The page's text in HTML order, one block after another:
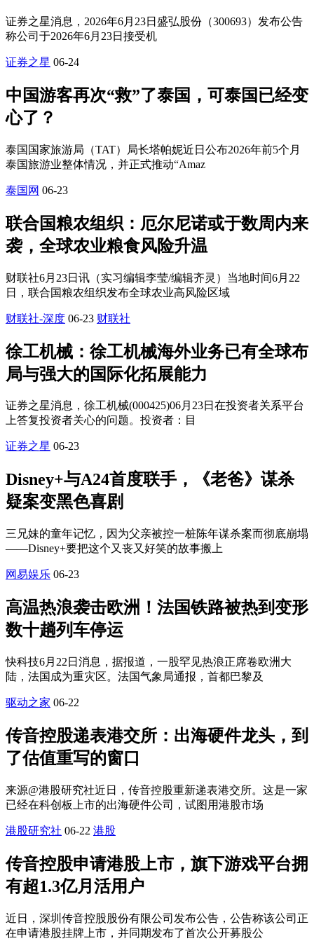
证券之星消息，2026年6月23日盛弘股份（300693）发布公告
称公司于2026年6月23日接受机
证券之星 06-24
中国游客再次“救”了泰国，可泰国已经变
心了？
泰国国家旅游局（TAT）局长塔帕妮近日公布2026年前5个月
泰国旅游业整体情况，并正式推动“Amaz
泰国网 06-23
联合国粮农组织：厄尔尼诺或于数周内来
袭，全球农业粮食风险升温
财联社6月23日讯（实习编辑李莹/编辑齐灵）当地时间6月22
日，联合国粮农组织发布全球农业高风险区域
财联社-深度 06-23 财联社
徐工机械：徐工机械海外业务已有全球布
局与强大的国际化拓展能力
证券之星消息，徐工机械(000425)06月23日在投资者关系平台
上答复投资者关心的问题。投资者：目
证券之星 06-23
Disney+与A24首度联手，《老爸》谋杀
疑案变黑色喜剧
三兄妹的童年记忆，因为父亲被控一桩陈年谋杀案而彻底崩塌
——Disney+要把这个又丧又好笑的故事搬上
网易娱乐 06-23
高温热浪袭击欧洲！法国铁路被热到变形
数十趟列车停运
快科技6月22日消息，据报道，一股罕见热浪正席卷欧洲大
陆，法国成为重灾区。法国气象局通报，首都巴黎及
驱动之家 06-22
传音控股递表港交所：出海硬件龙头，到
了估值重写的窗口
来源@港股研究社近日，传音控股重新递表港交所。这是一家
已经在科创板上市的出海硬件公司，试图用港股市场
港股研究社 06-22 港股
传音控股申请港股上市，旗下游戏平台拥
有超1.3亿月活用户
近日，深圳传音控股股份有限公司发布公告，公告称该公司正
在申请港股挂牌上市，并同期发布了首次公开募股公